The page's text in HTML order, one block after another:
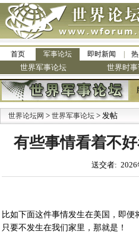
首页 军事论坛 即时新闻
世界军事论坛 世界时
世界论坛网 > 世界军事论坛 > 发帖
·九阳全新免清洗型豆
有些事情看着不
送交者: 2026
比如下面这件事情发生在美国，即
只要不发生在我们家里，那就是！